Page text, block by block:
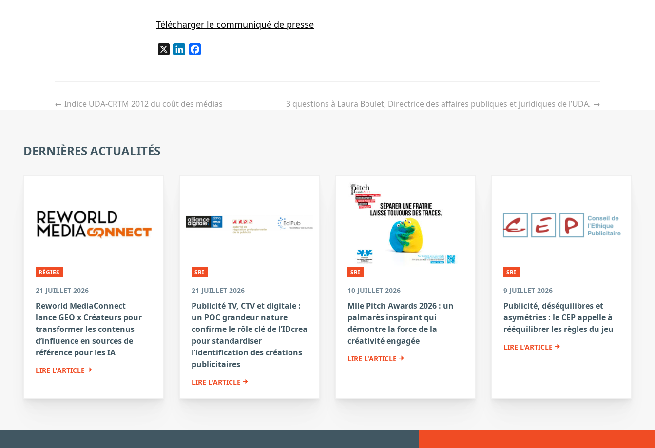
Télécharger le communiqué de presse
LinkedIn
de
← Indice UDA-CRTM 2012 du coût des médias 3 questions à Laura Boulet, Directrice des affaires publiques et juridiques de l’UDA. →
DERNIÈRES ACTUALITÉS
RÉGIES
21 JUILLET 2026
Reworld MediaConnect
lance GEO x Créateurs pour
transformer les contenus
d’influence en sources de
référence pour les IA
LIRE L'ARTICLE
SRI
21 JUILLET 2026
Publicité TV, CTV et digitale :
un POC grandeur nature
confirme le rôle clé de l’IDcrea
pour standardiser
l’identification des créations
publicitaires
LIRE L'ARTICLE
SRI
10 JUILLET 2026
Mlle Pitch Awards 2026 : un
palmarès inspirant qui
démontre la force de la
créativité engagée
LIRE L'ARTICLE
SRI
9 JUILLET 2026
Publicité, déséquilibres et
asymétries : le CEP appelle à
rééquilibrer les règles du jeu
LIRE L'ARTICLE